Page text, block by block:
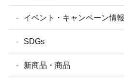
イベント・キャンペーン情報
SDGs
新商品・商品